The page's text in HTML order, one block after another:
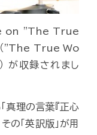
on "The True
"The True Wo
収録されまし
真理の言葉『正心
の「英訳版」が用